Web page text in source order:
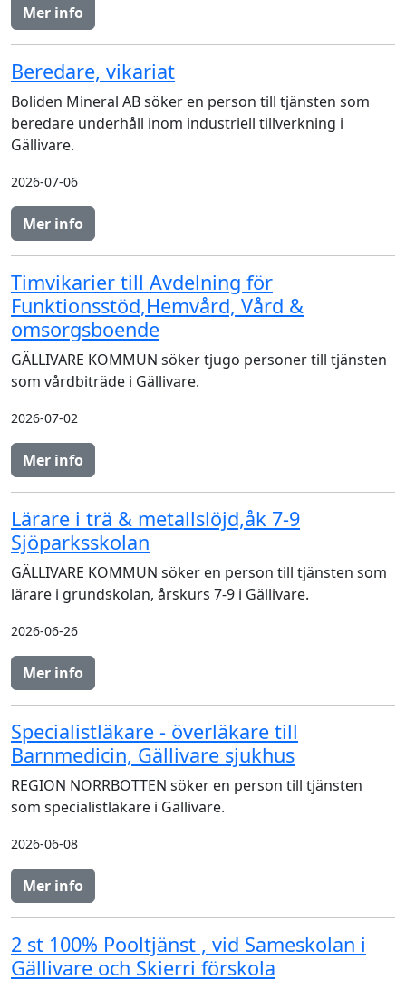
Mer info
Beredare, vikariat
Boliden Mineral AB söker en person till tjänsten som
beredare underhåll inom industriell tillverkning i
Gällivare.
2026-07-06
Mer info
Timvikarier till Avdelning för
Funktionsstöd,Hemvård, Vård &
omsorgsboende
GÄLLIVARE KOMMUN söker tjugo personer till tjänsten
som vårdbiträde i Gällivare.
2026-07-02
Mer info
Lärare i trä & metallslöjd,åk 7-9
Sjöparksskolan
GÄLLIVARE KOMMUN söker en person till tjänsten som
lärare i grundskolan, årskurs 7-9 i Gällivare.
2026-06-26
Mer info
Specialistläkare - överläkare till
Barnmedicin, Gällivare sjukhus
REGION NORRBOTTEN söker en person till tjänsten
som specialistläkare i Gällivare.
2026-06-08
Mer info
2 st 100% Pooltjänst , vid Sameskolan i
Gällivare och Skierri förskola